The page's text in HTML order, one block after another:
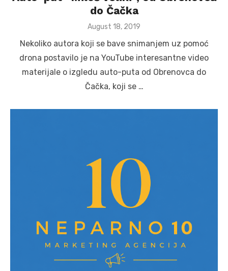
do Čačka
Posted
August 18, 2019
Nekoliko autora koji se bave snimanjem uz pomoć
drona postavilo je na YouTube interesantne video
materijale o izgledu auto-puta od Obrenovca do
Čačka, koji se …